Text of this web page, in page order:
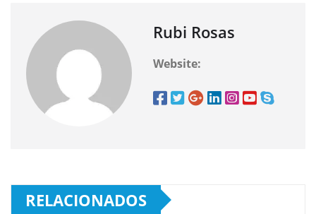
Rubi Rosas
Website:
RELACIONADOS